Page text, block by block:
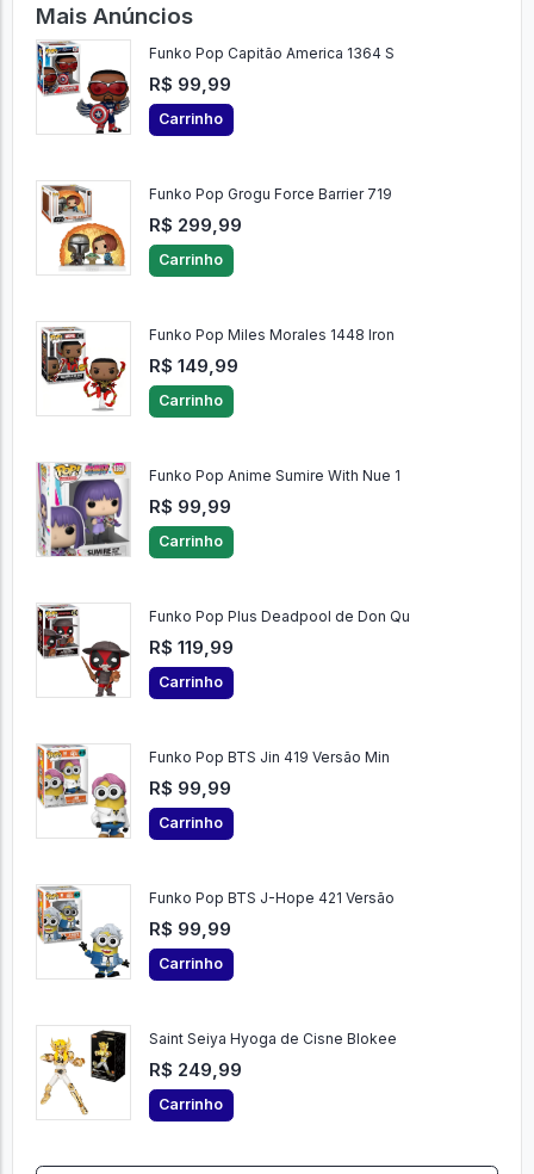
Mais Anúncios
Funko Pop Capitão America 1364 S
R$ 99,99
Carrinho
Funko Pop Grogu Force Barrier 719
R$ 299,99
Carrinho
Funko Pop Miles Morales 1448 Iron
R$ 149,99
Carrinho
Funko Pop Anime Sumire With Nue 1
R$ 99,99
Carrinho
Funko Pop Plus Deadpool de Don Qu
R$ 119,99
Carrinho
Funko Pop BTS Jin 419 Versão Min
R$ 99,99
Carrinho
Funko Pop BTS J-Hope 421 Versão
R$ 99,99
Carrinho
Saint Seiya Hyoga de Cisne Blokee
R$ 249,99
Carrinho